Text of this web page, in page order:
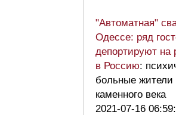
"Автоматная"
Одессе: ряд
депортируют на
в Россию:
больные жители
каменного века
2021-07-16